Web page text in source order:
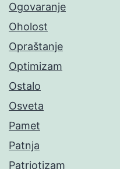
Ogovaranje
Oholost
Opraštanje
Optimizam
Ostalo
Osveta
Pamet
Patnja
Patriotizam